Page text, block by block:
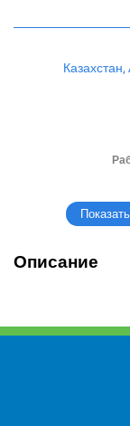
Описание